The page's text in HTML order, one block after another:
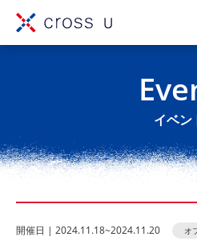
イベン
開催⽇ | 2024.11.18~2024.11.20 オ